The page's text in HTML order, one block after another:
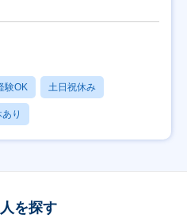
験OK 土日祝休み
り
を探す